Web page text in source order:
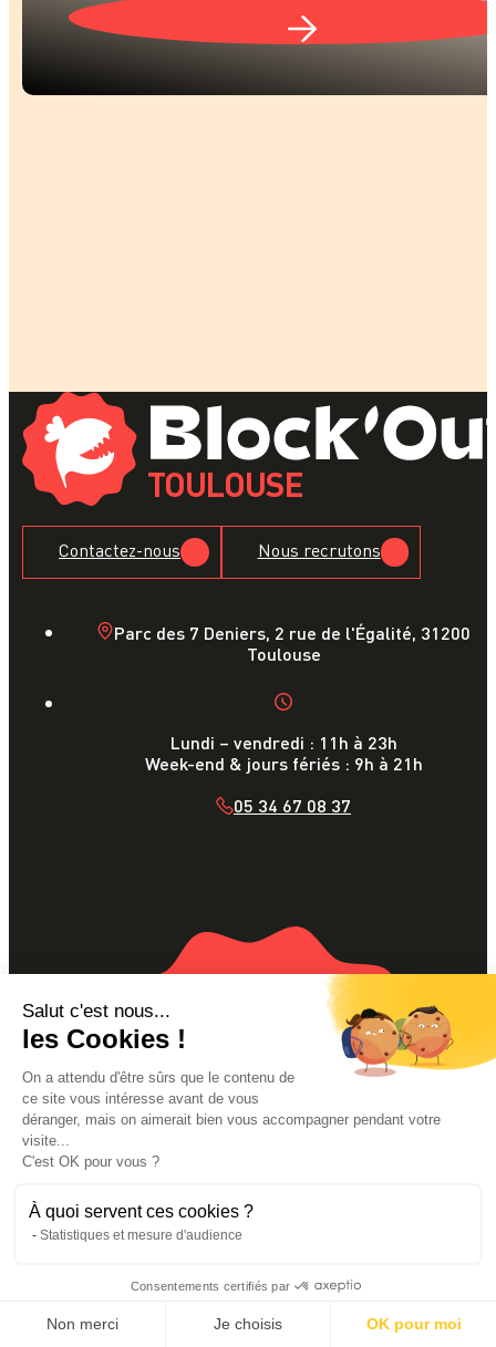
Salut c'est nous...
les Cookies !
On a attendu d'être sûrs que le contenu de
ce site vous intéresse avant de vous
déranger, mais on aimerait bien vous accompagner pendant votre
visite...
C'est OK pour vous ?
À quoi servent ces cookies ?
Statistiques et mesure d'audience
Consentements certifiés par
Non merci Je choisis OK pour moi
TOULOUSE
Contactez-nous Nous recrutons
Parc des 7 Deniers, 2 rue de l'Égalité, 31200
Toulouse
Lundi – vendredi : 11h à 23h
Week-end & jours fériés : 9h à 21h
05 34 67 08 37
Par ici la newsletter
!